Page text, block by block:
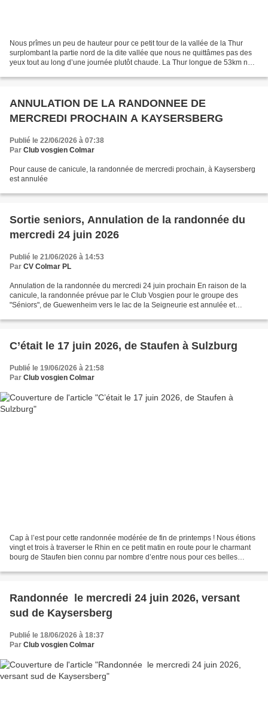
Nous prîmes un peu de hauteur pour ce petit tour de la vallée de la Thur
surplombant la partie nord de la dite vallée que nous ne quittâmes pas des
yeux tout au long d’une journée plutôt chaude. La Thur longue de 53km naît
ANNULATION DE LA RANDONNEE DE
MERCREDI PROCHAIN A KAYSERSBERG
Publié le 22/06/2026 à 07:38
Par Club vosgien Colmar
Pour cause de canicule, la randonnée de mercredi prochain, à Kaysersberg
est annulée
Sortie seniors, Annulation de la randonnée du
mercredi 24 juin 2026
Publié le 21/06/2026 à 14:53
Par CV Colmar PL
Annulation de la randonnée du mercredi 24 juin prochain En raison de la
canicule, la randonnée prévue par le Club Vosgien pour le groupe des
"Séniors", de Guewenheim vers le lac de la Seigneurie est annulée et
C’était le 17 juin 2026, de Staufen à Sulzburg
Publié le 19/06/2026 à 21:58
Par Club vosgien Colmar
Cap à l’est pour cette randonnée modérée de fin de printemps ! Nous étions
vingt et trois à traverser le Rhin en ce petit matin en route pour le charmant
bourg de Staufen bien connu par nombre d’entre nous pour ces belles
Randonnée le mercredi 24 juin 2026, versant
sud de Kaysersberg
Publié le 18/06/2026 à 18:37
Par Club vosgien Colmar